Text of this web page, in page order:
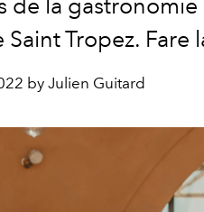
de la
Tropez. Fare
by Julien Guitard